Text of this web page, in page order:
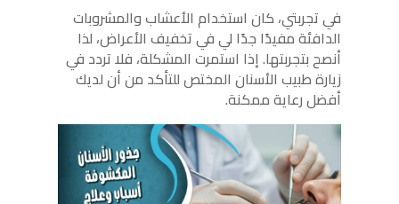
في تجربتي، كان استخدام الأعشاب والمشروبات
الدافئة مفيدًا جدًا لي في تخفيف الأعراض، لذا
أنصح بتجربتها. إذا استمرت المشكلة، فلا تردد في
زيارة طبيب الأسنان المختص للتأكد من أن لديك
أفضل رعاية ممكنة.